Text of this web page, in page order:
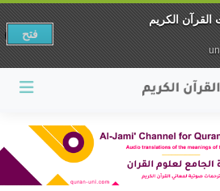
القرآن الكريم
فتح